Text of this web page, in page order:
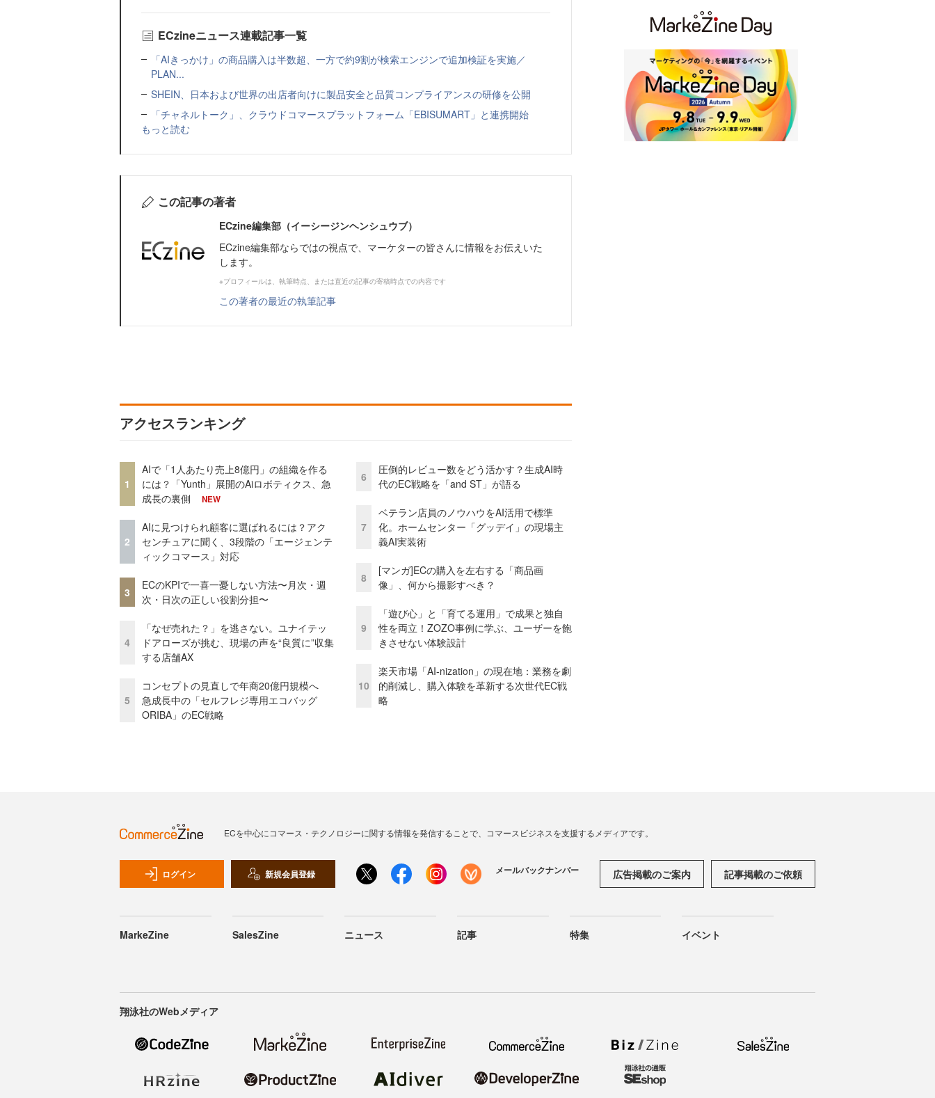
ECzineニュース連載記事一覧
「AIきっかけ」の商品購入は半数超、一方で約9割が検索エンジンで追加検証を実施／
PLAN...
SHEIN、日本および世界の出店者向けに製品安全と品質コンプライアンスの研修を公開
「チャネルトーク」、クラウドコマースプラットフォーム「EBISUMART」と連携開始
もっと読む
この記事の著者
ECzine編集部（イーシージンヘンシュウブ）
ECzine編集部ならではの視点で、マーケターの皆さんに情報をお伝えいた
します。
※プロフィールは、執筆時点、または直近の記事の寄稿時点での内容です
この著者の最近の執筆記事
アクセスランキング
1
AIで「1人あたり売上8億円」の組織を作る
には？「Yunth」展開のAiロボティクス、急
成長の裏側
NEW
2
AIに見つけられ顧客に選ばれるには？アク
センチュアに聞く、3段階の「エージェンテ
ィックコマース」対応
3
ECのKPIで一喜一憂しない方法〜月次・週
次・日次の正しい役割分担〜
4
「なぜ売れた？」を逃さない。ユナイテッ
ドアローズが挑む、現場の声を“良質に”収集
する店舗AX
5
コンセプトの見直しで年商20億円規模へ
急成長中の「セルフレジ専用エコバッグ
ORIBA」のEC戦略
6
圧倒的レビュー数をどう活かす？生成AI時
代のEC戦略を「and ST」が語る
7
ベテラン店員のノウハウをAI活用で標準
化。ホームセンター「グッデイ」の現場主
義AI実装術
8
[マンガ]ECの購入を左右する「商品画
像」、何から撮影すべき？
9
「遊び心」と「育てる運用」で成果と独自
性を両立！ZOZO事例に学ぶ、ユーザーを飽
きさせない体験設計
10
楽天市場「AI-nization」の現在地：業務を劇
的削減し、購入体験を革新する次世代EC戦
略
ECを中心にコマース・テクノロジーに関する情報を発信することで、コマースビジネスを支援するメディアです。
ログイン 新規会員登録 メールバックナンバー 広告掲載のご案内 記事掲載のご依頼
MarkeZine SalesZine ニュース 記事 特集 イベント
翔泳社のWebメディア